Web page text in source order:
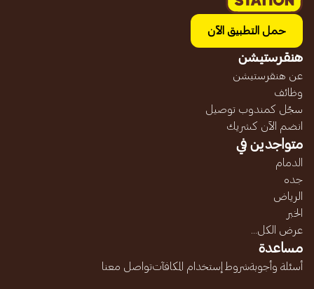
حمل التطبيق الآن
هنقرستيشن
عن هنقرستيشن
وظائف
سجّل كمندوب توصيل
انضم الآن كشريك
متواجدين في
الدمام
جده
الرياض
الخبر
عرض الكل...
مساعدة
أسئلة وأجوبةشروط إستخدام المكافآتتواصل معنا